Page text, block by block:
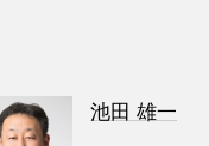
池田 雄一